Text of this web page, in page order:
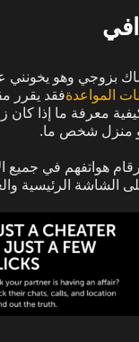
المواعدةفقد يقرر
ما إذا كان
أو منزل شخص ما.
هواتفهم في جميع
الشاشة الرئيسية